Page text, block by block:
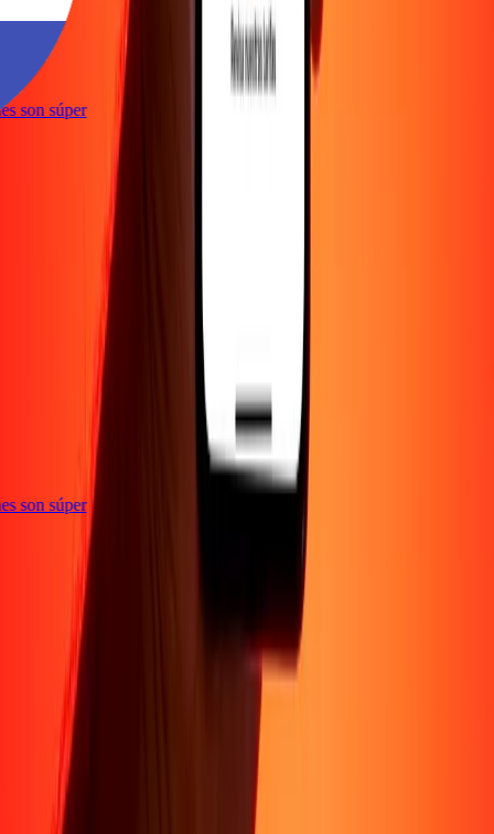
son súper
son súper
Acerca de
Conviértete en agenteConviértete en socio
Conviértete en socio estratégico
Carreras Promociones
Transferencia internacional de dinero
Soporte
Política de privacidad
Aviso de cookies
condiciones
Presentar una